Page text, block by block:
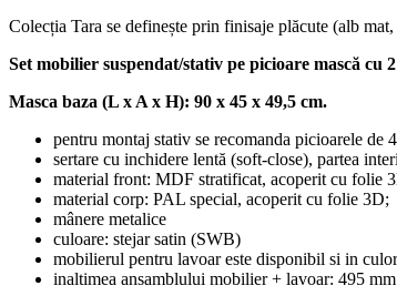
Colecția Tara se definește prin finisaje plăcute (alb
Set mobilier suspendat/stativ pe picioare mască cu
Masca baza (L x A x H): 90 x 45 x 49,5 cm.
pentru montaj stativ se recomanda picioarele de
sertare cu inchidere lentă (soft-close), partea
material front: MDF stratificat, acoperit cu folie
material corp: PAL special, acoperit cu folie 3D;
mânere metalice
culoare: stejar satin (SWB)
mobilierul pentru lavoar este disponibil si in
inaltimea ansamblului mobilier + lavoar: 495